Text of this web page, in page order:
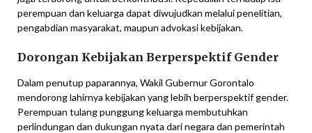
perempuan dan keluarga dapat diwujudkan melalui penelitian,
pengabdian masyarakat, maupun advokasi kebijakan.
Dorongan Kebijakan Berperspektif Gender
Dalam penutup paparannya, Wakil Gubernur Gorontalo
mendorong lahirnya kebijakan yang lebih berperspektif gender.
Perempuan tulang punggung keluarga membutuhkan
perlindungan dan dukungan nyata dari negara dan pemerintah